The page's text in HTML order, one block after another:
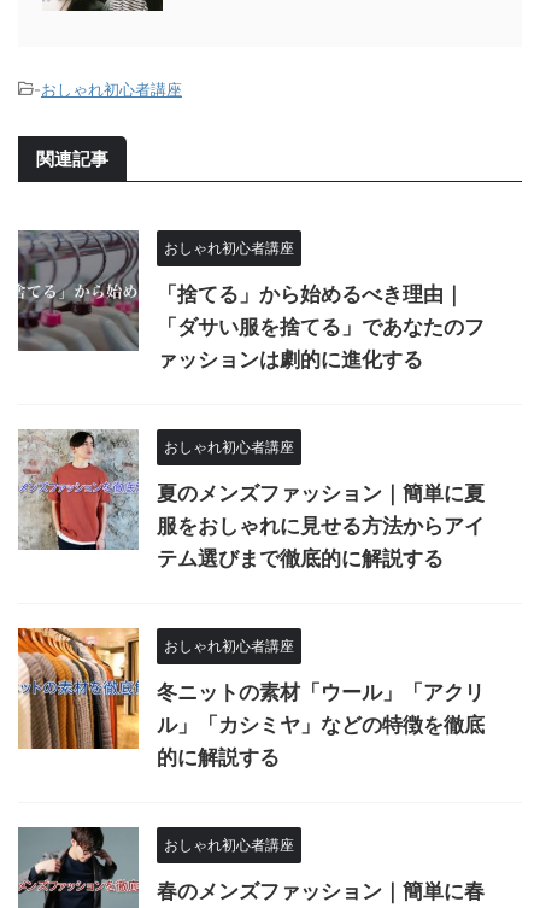
-おしゃれ初心者講座
関連記事
おしゃれ初心者講座
「捨てる」から始めるべき理由｜
「ダサい服を捨てる」であなたのフ
ァッションは劇的に進化する
おしゃれ初心者講座
夏のメンズファッション｜簡単に夏
服をおしゃれに見せる方法からアイ
テム選びまで徹底的に解説する
おしゃれ初心者講座
冬ニットの素材「ウール」「アクリ
ル」「カシミヤ」などの特徴を徹底
的に解説する
おしゃれ初心者講座
春のメンズファッション｜簡単に春